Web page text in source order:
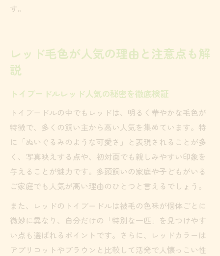
す。
レッド毛色が人気の理由と注意点も解
説
トイプードルレッド人気の秘密を徹底検証
トイプードルの中でもレッドは、明るく華やかな毛色が
特徴で、多くの飼い主から高い人気を集めています。特
に「ぬいぐるみのような可愛さ」と表現されることが多
く、写真映えする点や、初対面でも親しみやすい印象を
与えることが魅力です。多頭飼いの家庭や子どもがいる
ご家庭でも人気が高い理由のひとつと言えるでしょう。
また、レッドのトイプードルは被毛の色味が個体ごとに
微妙に異なり、自分だけの「特別な一匹」を見つけやす
い点も選ばれるポイントです。さらに、レッドカラーは
アプリコットやブラウンと比較して活発で人懐っこい性